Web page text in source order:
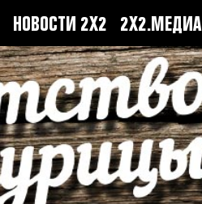
НОВОСТИ 2Х2 2Х2.МЕДИА